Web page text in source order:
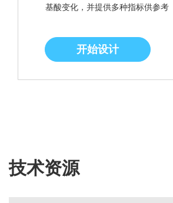
基酸变化，并提供多种指标供参考
开始设计
技术资源